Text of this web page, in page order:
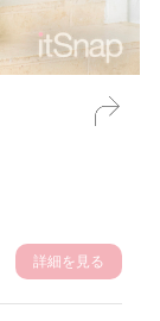
詳細を見る